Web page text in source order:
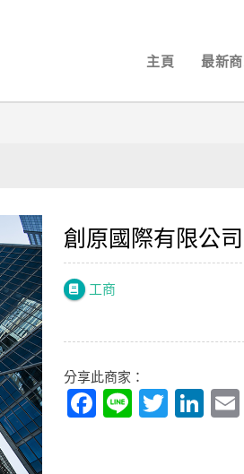
主頁 最新
創原國際有限公司
工商
分享此商家：
Facebook
LineTwitter